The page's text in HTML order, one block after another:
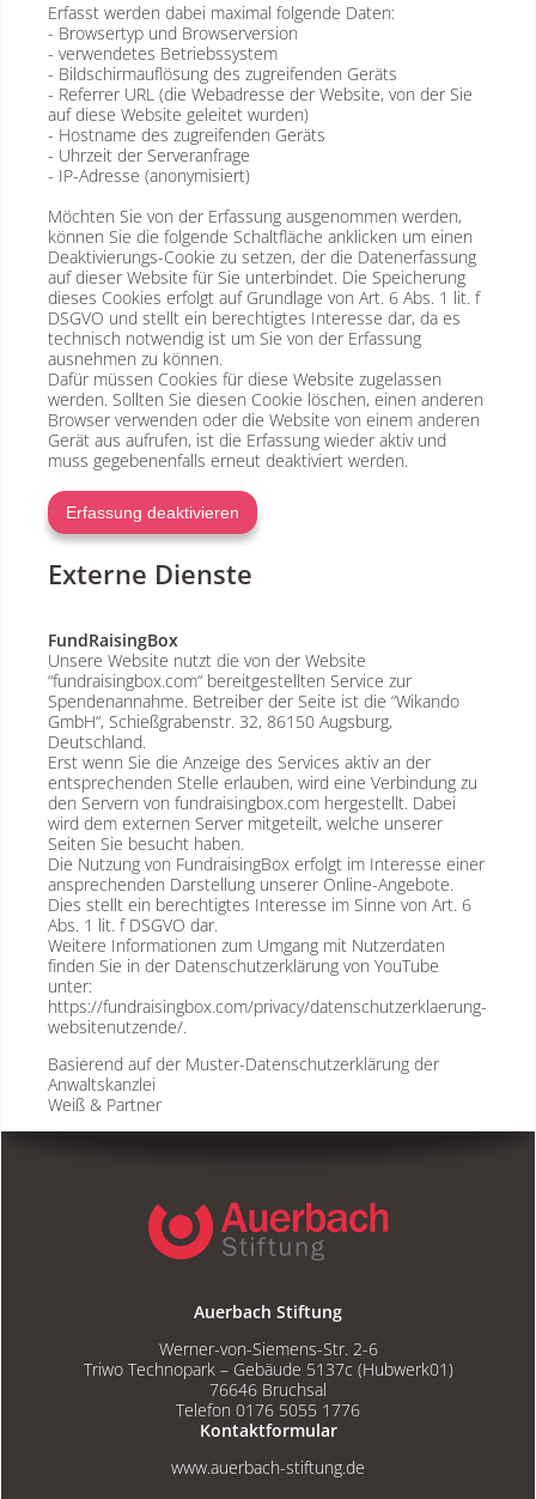
Erfasst werden dabei maximal folgende Daten:
- Browsertyp und Browserversion
- verwendetes Betriebssystem
- Bildschirmauflösung des zugreifenden Geräts
- Referrer URL (die Webadresse der Website, von der Sie
auf diese Website geleitet wurden)
- Hostname des zugreifenden Geräts
- Uhrzeit der Serveranfrage
- IP-Adresse (anonymisiert)
Möchten Sie von der Erfassung ausgenommen werden,
können Sie die folgende Schaltfläche anklicken um einen
Deaktivierungs-Cookie zu setzen, der die Datenerfassung
auf dieser Website für Sie unterbindet. Die Speicherung
dieses Cookies erfolgt auf Grundlage von Art. 6 Abs. 1 lit. f
DSGVO und stellt ein berechtigtes Interesse dar, da es
technisch notwendig ist um Sie von der Erfassung
ausnehmen zu können.
Dafür müssen Cookies für diese Website zugelassen
werden. Sollten Sie diesen Cookie löschen, einen anderen
Browser verwenden oder die Website von einem anderen
Gerät aus aufrufen, ist die Erfassung wieder aktiv und
muss gegebenenfalls erneut deaktiviert werden.
Erfassung deaktivieren
Externe Dienste
FundRaisingBox
Unsere Website nutzt die von der Website
“fundraisingbox.com“ bereitgestellten Service zur
Spendenannahme. Betreiber der Seite ist die “Wikando
GmbH“, Schießgrabenstr. 32, 86150 Augsburg,
Deutschland.
Erst wenn Sie die Anzeige des Services aktiv an der
entsprechenden Stelle erlauben, wird eine Verbindung zu
den Servern von fundraisingbox.com hergestellt. Dabei
wird dem externen Server mitgeteilt, welche unserer
Seiten Sie besucht haben.
Die Nutzung von FundraisingBox erfolgt im Interesse einer
ansprechenden Darstellung unserer Online-Angebote.
Dies stellt ein berechtigtes Interesse im Sinne von Art. 6
Abs. 1 lit. f DSGVO dar.
Weitere Informationen zum Umgang mit Nutzerdaten
finden Sie in der Datenschutzerklärung von YouTube
unter:
https://fundraisingbox.com/privacy/datenschutzerklaerung-
websitenutzende/.
Basierend auf der Muster-Datenschutzerklärung der
Anwaltskanzlei
Weiß & Partner
Auerbach Stiftung
Werner-von-Siemens-Str. 2-6
Triwo Technopark – Gebäude 5137c (Hubwerk01)
76646 Bruchsal
Telefon 0176 5055 1776
Kontaktformular
www.auerbach-stiftung.de